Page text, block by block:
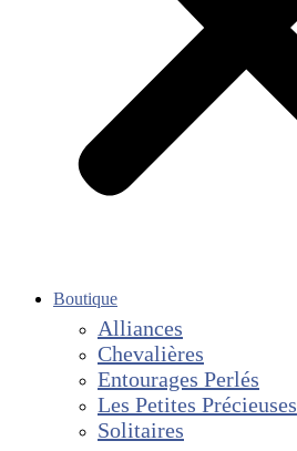
Boutique
Alliances
Chevalières
Entourages Perlés
Les Petites Précieuses
Solitaires